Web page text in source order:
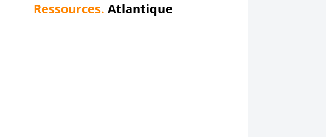
Ressources. Atlantique